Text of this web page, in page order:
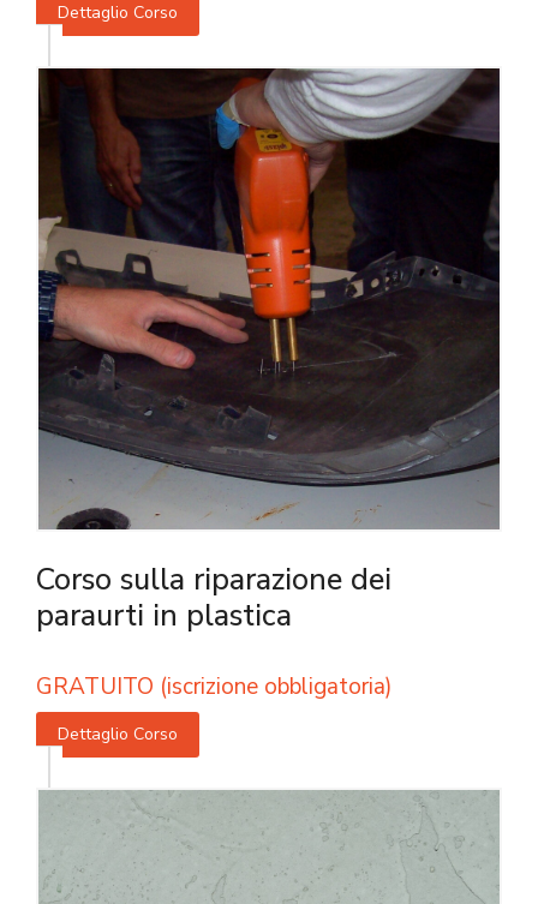
Dettaglio Corso
Corso sulla riparazione dei
paraurti in plastica
GRATUITO (iscrizione obbligatoria)
Dettaglio Corso